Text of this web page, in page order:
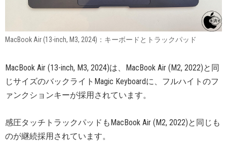
MacBook Air (13-inch, M3, 2024)：キーボードとトラックパッド
MacBook Air (13-inch, M3, 2024)は、MacBook Air (M2, 2022)と同
じサイズのバックライトMagic Keyboardに、フルハイトのフ
ァンクションキーが採用されています。
感圧タッチトラックパッドもMacBook Air (M2, 2022)と同じも
のが継続採用されています。